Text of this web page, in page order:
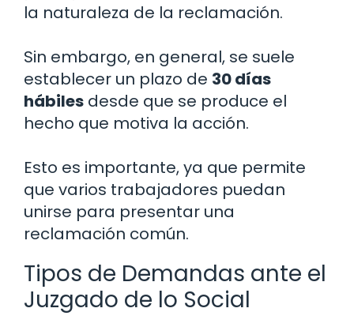
la naturaleza de la reclamación.
Sin embargo, en general, se suele
establecer un plazo de 30 días
hábiles desde que se produce el
hecho que motiva la acción.
Esto es importante, ya que permite
que varios trabajadores puedan
unirse para presentar una
reclamación común.
Tipos de Demandas ante el
Juzgado de lo Social